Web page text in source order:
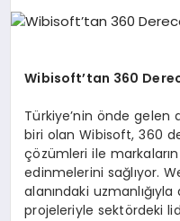
EĞITIM
SIYASET
Wibisoft’tan 360
Türkiye’nin önde gelen
biri olan Wibisoft, 360
çözümleri ile
edinmelerini sağlıyor.
alanındaki
projeleriyle sektördeki